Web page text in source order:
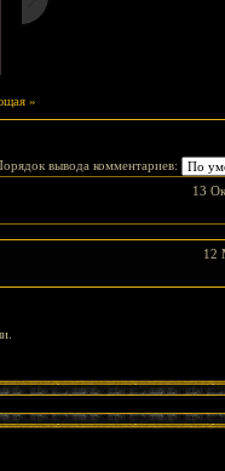
»
вывода комментариев:
13
12